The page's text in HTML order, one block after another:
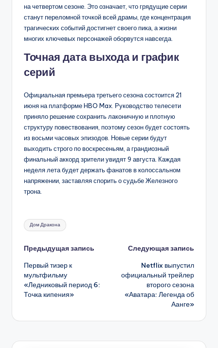
на четвертом сезоне. Это означает, что грядущие серии
станут переломной точкой всей драмы, где концентрация
трагических событий достигнет своего пика, а жизни
многих ключевых персонажей оборвутся навсегда.
Точная дата выхода и график
серий
Официальная премьера третьего сезона состоится 21
июня на платформе HBO Max. Руководство телесети
приняло решение сохранить лаконичную и плотную
структуру повествования, поэтому сезон будет состоять
из восьми часовых эпизодов. Новые серии будут
выходить строго по воскресеньям, а грандиозный
финальный аккорд зрители увидят 9 августа. Каждая
неделя лета будет держать фанатов в колоссальном
напряжении, заставляя спорить о судьбе Железного
трона.
Метки:
Дом Дракона
Навигация
записи
Предыдущая запись
Первый тизер к
мультфильму
«Ледниковый период 6:
Точка кипения»
Следующая запись
Netflix выпустил
официальный трейлер
второго сезона
«Аватара: Легенда об
Аанге»